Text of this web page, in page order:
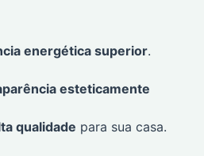
energética superior.
esteticamente
qualidade para sua casa.